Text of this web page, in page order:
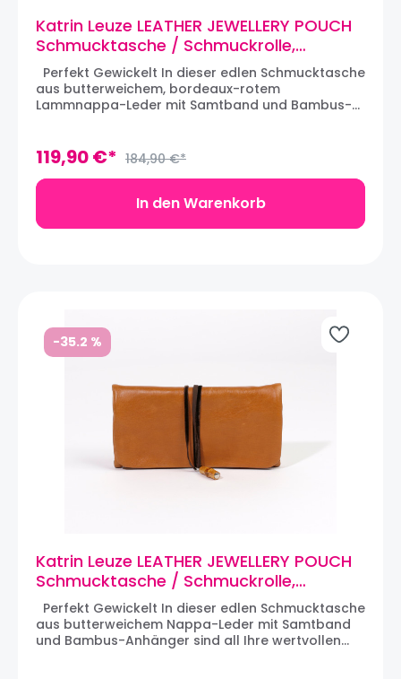
Katrin Leuze LEATHER JEWELLERY POUCH
Schmucktasche / Schmuckrolle,
Nappaleder, Bordeaux
Perfekt Gewickelt In dieser edlen Schmucktasche
aus butterweichem, bordeaux-rotem
Lammnappa-Leder mit Samtband und Bambus-
seidenen Innentäschchen können Sie den
Schmuck getrennt verstauen und schützen ihn so
vor dem Verkratzen. Aus der Katrin Leuze
Collection. Maße: 20 x 10 x 2,5 cm
(zusammengerollt); 20 x 31 x 1 cm (geöffnet)
119,90 €* 184,90 €*
In den Warenkorb
-35.2 %
Katrin Leuze LEATHER JEWELLERY POUCH
Schmucktasche / Schmuckrolle,
Nappaleder, Camel
Perfekt Gewickelt In dieser edlen Schmucktasche
aus butterweichem Nappa-Leder mit Samtband
und Bambus-Anhänger sind all Ihre wertvollen